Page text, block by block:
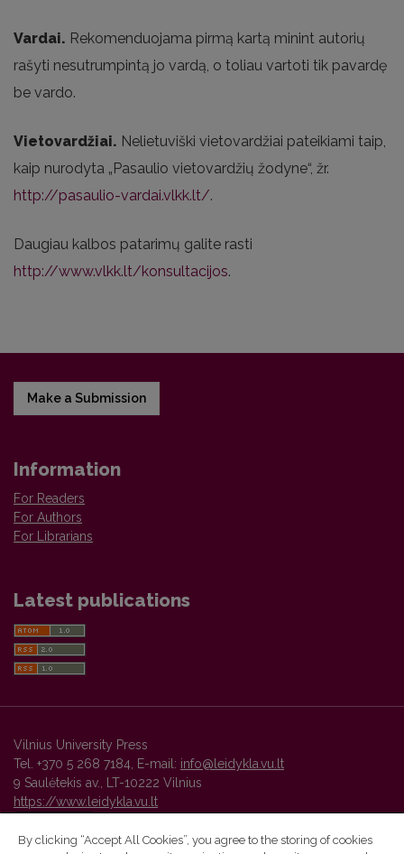
Vardai. Rekomenduojama pirmą kartą minint autorių
rašyti nesutrumpintą jo vardą, o toliau vartoti tik pavardę
be vardo.
Vietovardžiai. Nelietuviški vietovardžiai pateikiami taip,
kaip nurodyta „Pasaulio vietovardžių žodyne“, žr.
http://pasaulio-vardai.vlkk.lt/.
Daugiau kalbos patarimų galite rasti
http://www.vlkk.lt/konsultacijos.
Make a Submission
Information
For Readers
For Authors
For Librarians
Latest publications
Vilnius University Press
Tel. +370 5 268 7184, E-mail: info@leidykla.vu.lt
9 Saulėtekis av., LT-10222 Vilnius
https://www.leidykla.vu.lt
By clicking “Accept All Cookies”, you agree to the storing of cookies